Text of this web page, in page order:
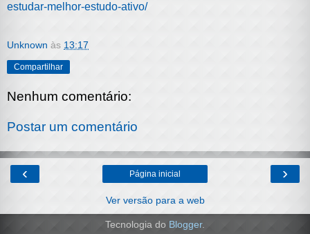
estudar-melhor-estudo-ativo/
Unknown às 13:17
Compartilhar
Nenhum comentário:
Postar um comentário
‹ ›
Página inicial
Ver versão para a web
Tecnologia do Blogger.